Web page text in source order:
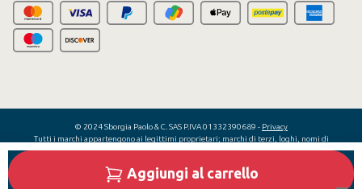
Aggiungi al carrello
© 2024 Sborgia Paolo & C. SAS P.IVA 01332390689 - Privacy
Tutti i marchi appartengono ai legittimi proprietari; marchi di terzi, loghi, nomi di
prodotti, nomi commerciali, nomi corporativi e di società citati sono marchi di
utilizzati a puro scopo esplicativo, senza alcun fine di violazione dei diritti di